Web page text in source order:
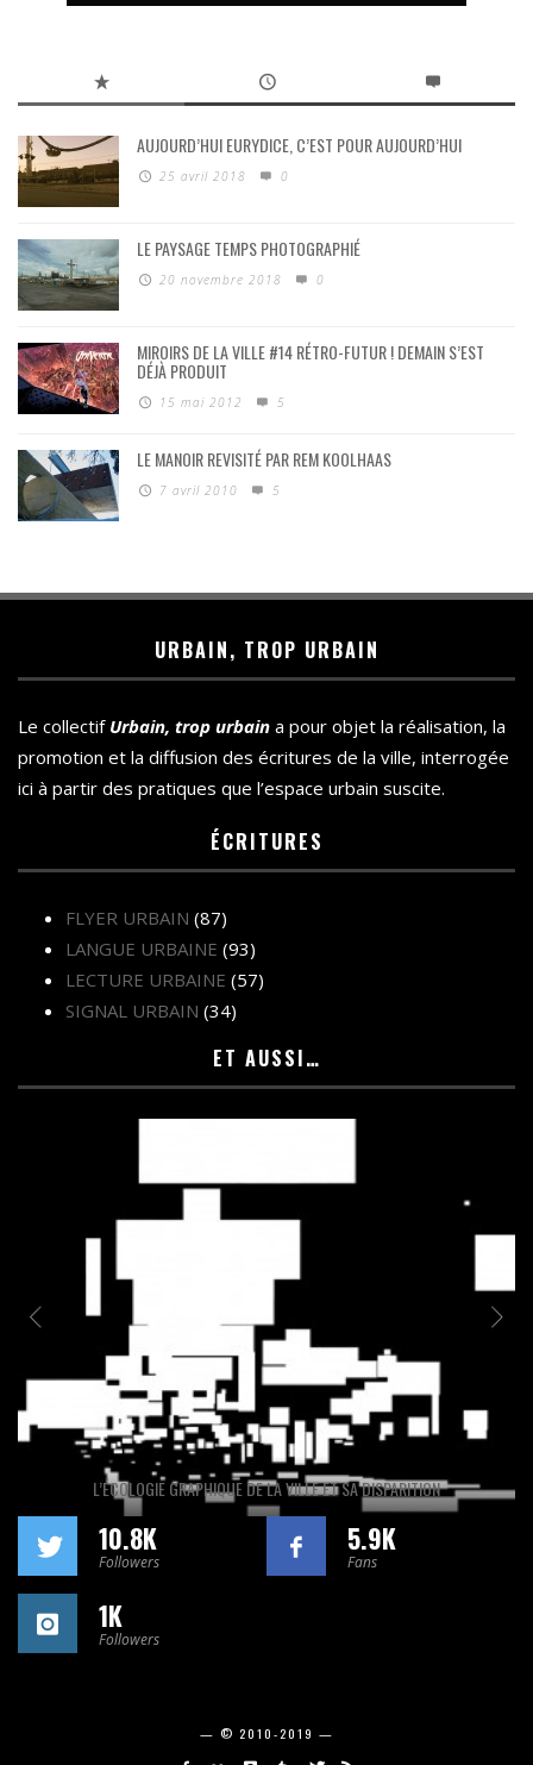
AUJOURD’HUI EURYDICE, C’EST POUR AUJOURD’HUI
25 avril 2018 0
LE PAYSAGE TEMPS PHOTOGRAPHIÉ
20 novembre 2018 0
MIROIRS DE LA VILLE #14 RÉTRO-FUTUR ! DEMAIN S’EST
DÉJÀ PRODUIT
15 mai 2012 5
LE MANOIR REVISITÉ PAR REM KOOLHAAS
7 avril 2010 5
URBAIN, TROP URBAIN
Le collectif Urbain, trop urbain a pour objet la réalisation, la
promotion et la diffusion des écritures de la ville, interrogée
ici à partir des pratiques que l’espace urbain suscite.
ÉCRITURES
FLYER URBAIN (87)
LANGUE URBAINE (93)
LECTURE URBAINE (57)
SIGNAL URBAIN (34)
ET AUSSI…
L’ÉCOLOGIE GRAPHIQUE DE LA VILLE ET SA DISPARITION
10.8K
Followers
5.9K
Fans
1K
Followers
— © 2010-2019 —